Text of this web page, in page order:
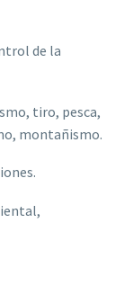
de la
tiro, pesca,
montañismo.